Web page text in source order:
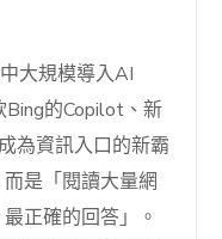
大規模導入AI
Bing的Copilot、新
為資訊入口的新霸
是「閱讀大量網
正確的回答」。